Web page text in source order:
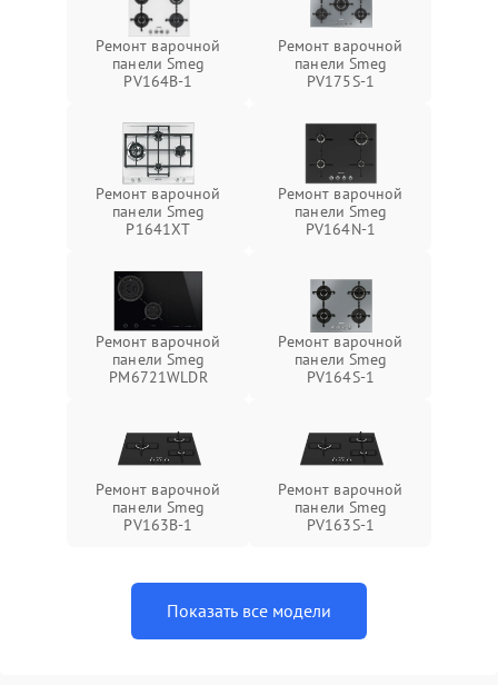
Ремонт варочной
панели Smeg
PV164B-1
Ремонт варочной
панели Smeg
PV175S-1
Ремонт варочной
панели Smeg
P1641XT
Ремонт варочной
панели Smeg
PV164N-1
Ремонт варочной
панели Smeg
PM6721WLDR
Ремонт варочной
панели Smeg
PV164S-1
Ремонт варочной
панели Smeg
PV163B-1
Ремонт варочной
панели Smeg
PV163S-1
Показать все модели